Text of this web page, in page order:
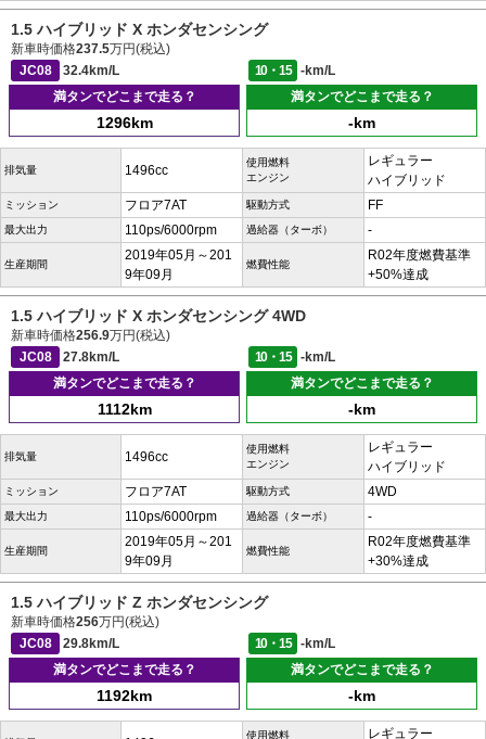
1.5 ハイブリッド X ホンダセンシング
新車時価格237.5万円(税込)
JC08
32.4km/L 10・15
-km/L
満タンでどこまで走る？
1296km
満タンでどこまで走る？
-km
排気量 1496cc
使用燃料
エンジン
レギュラー
ハイブリッド
ミッション フロア7AT 駆動方式 FF
最大出力 110ps/6000rpm 過給器（ターボ） -
生産期間
2019年05月～201
9年09月
燃費性能
R02年度燃費基準
+50%達成
1.5 ハイブリッド X ホンダセンシング 4WD
新車時価格256.9万円(税込)
JC08
27.8km/L 10・15
-km/L
満タンでどこまで走る？
1112km
満タンでどこまで走る？
-km
排気量 1496cc
使用燃料
エンジン
レギュラー
ハイブリッド
ミッション フロア7AT 駆動方式 4WD
最大出力 110ps/6000rpm 過給器（ターボ） -
生産期間
2019年05月～201
9年09月
燃費性能
R02年度燃費基準
+30%達成
1.5 ハイブリッド Z ホンダセンシング
新車時価格256万円(税込)
JC08
29.8km/L 10・15
-km/L
満タンでどこまで走る？
1192km
満タンでどこまで走る？
-km
使用燃料 レギュラー